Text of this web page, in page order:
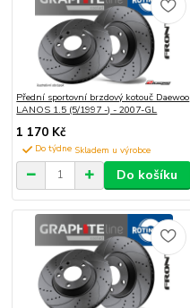
Přední sportovní brzdový kotouč Daewoo
LANOS 1.5 (5/1997 -) - 2007-GL
1 170 Kč
Do týdne
Do košíku